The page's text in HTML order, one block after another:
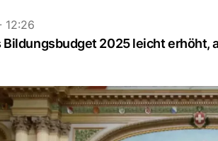
12:26
Bildungsbudget 2025 leicht